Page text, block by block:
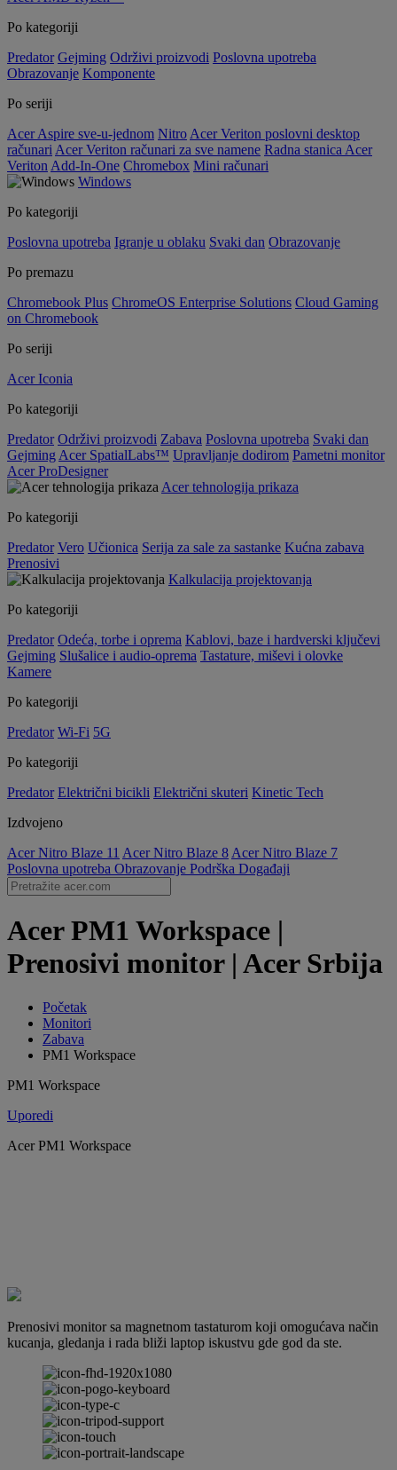
Po kategoriji
Predator Gejming Održivi proizvodi Poslovna upotreba
Obrazovanje Komponente
Po seriji
Acer Aspire sve-u-jednom Nitro Acer Veriton poslovni desktop
računari Acer Veriton računari za sve namene Radna stanica Acer
Veriton Add-In-One Chromebox Mini računari
Windows
Po kategoriji
Poslovna upotreba Igranje u oblaku Svaki dan Obrazovanje
Po premazu
Chromebook Plus ChromeOS Enterprise Solutions Cloud Gaming
on Chromebook
Po seriji
Acer Iconia
Po kategoriji
Predator Održivi proizvodi Zabava Poslovna upotreba Svaki dan
Gejming Acer SpatialLabs™ Upravljanje dodirom Pametni monitor
Acer ProDesigner
Acer tehnologija prikaza
Po kategoriji
Predator Vero Učionica Serija za sale za sastanke Kućna zabava
Prenosivi
Kalkulacija projektovanja
Po kategoriji
Predator Odeća, torbe i oprema Kablovi, baze i hardverski ključevi
Gejming Slušalice i audio-oprema Tastature, miševi i olovke
Kamere
Po kategoriji
Predator Wi-Fi 5G
Po kategoriji
Predator Električni bicikli Električni skuteri Kinetic Tech
Izdvojeno
Acer Nitro Blaze 11 Acer Nitro Blaze 8 Acer Nitro Blaze 7
Poslovna upotreba Obrazovanje Podrška Događaji
Acer PM1 Workspace |
Prenosivi monitor | Acer Srbija
Početak
Monitori
Zabava
PM1 Workspace
PM1 Workspace
Uporedi
Acer PM1 Workspace
Prenosivi monitor sa magnetnom tastaturom koji omogućava način
kucanja, gledanja i rada bliži laptop iskustvu gde god da ste.